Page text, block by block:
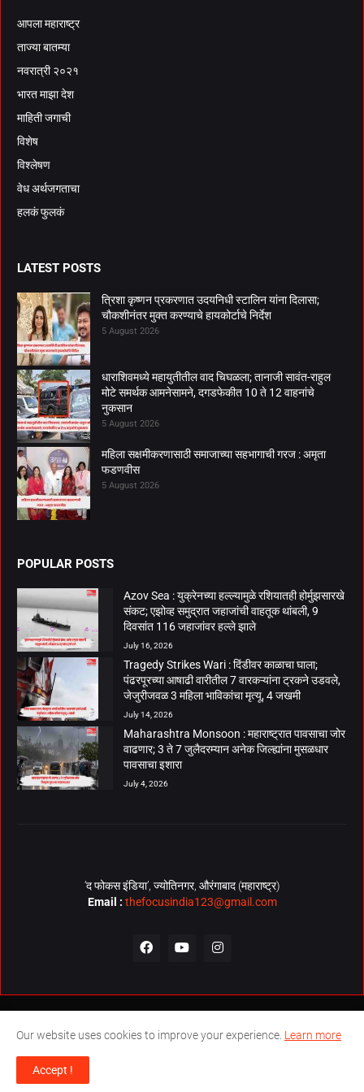
आपला महाराष्ट्र
ताज्या बातम्या
नवरात्री २०२१
भारत माझा देश
माहिती जगाची
विशेष
विश्लेषण
वेध अर्थजगताचा
हलकं फुलकं
LATEST POSTS
त्रिशा कृष्णन प्रकरणात उदयनिधी स्टालिन यांना दिलासा;
चौकशीनंतर मुक्त करण्याचे हायकोर्टाचे निर्देश
5 August 2026
धाराशिवमध्ये महायुतीतील वाद चिघळला; तानाजी सावंत-राहुल
मोटे समर्थक आमनेसामने, दगडफेकीत 10 ते 12 वाहनांचे
नुकसान
5 August 2026
महिला सक्षमीकरणासाठी समाजाच्या सहभागाची गरज : अमृता
फडणवीस
5 August 2026
POPULAR POSTS
Azov Sea : युक्रेनच्या हल्ल्यामुळे रशियातही होर्मुझसारखे
संकट; एझोव्ह समुद्रात जहाजांची वाहतूक थांबली, 9
दिवसांत 116 जहाजांवर हल्ले झाले
July 16, 2026
Tragedy Strikes Wari : दिंडीवर काळाचा घाला;
पंढरपूरच्या आषाढी वारीतील 7 वारकऱ्यांना ट्रकने उडवले,
जेजुरीजवळ 3 महिला भाविकांचा मृत्यू, 4 जखमी
July 14, 2026
Maharashtra Monsoon : महाराष्ट्रात पावसाचा जोर
वाढणार; 3 ते 7 जुलैदरम्यान अनेक जिल्ह्यांना मुसळधार
पावसाचा इशारा
July 4, 2026
‘द फोकस इंडिया’, ज्योतिनगर, औरंगाबाद (महाराष्ट्र)
Email : thefocusindia123@gmail.com
© Copyrights 2026. All Rights Reserved. Technical Support by
About Us Contact Us The Focus India Policy
Our website uses cookies to improve your experience. Learn more
Accept !